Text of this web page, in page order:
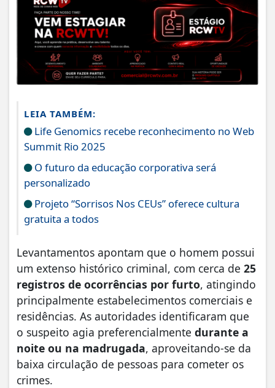
LEIA TAMBÉM:
Life Genomics recebe reconhecimento no Web
Summit Rio 2025
O futuro da educação corporativa será
personalizado
Projeto “Sorrisos Nos CEUs” oferece cultura
gratuita a todos
​Levantamentos apontam que o homem possui
um extenso histórico criminal, com cerca de 25
registros de ocorrências por furto, atingindo
principalmente estabelecimentos comerciais e
residências. As autoridades identificaram que
o suspeito agia preferencialmente durante a
noite ou na madrugada, aproveitando-se da
baixa circulação de pessoas para cometer os
crimes.